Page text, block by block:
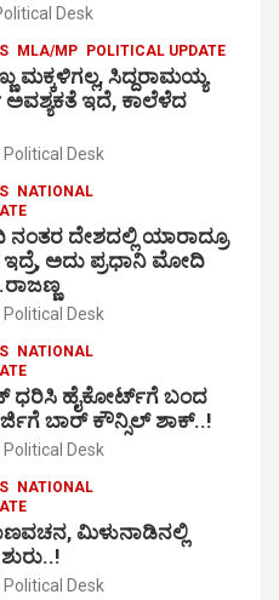
Desk
MLA/MP POLITICAL UPDATE
ಮಕ್ಕಳಿಗಲ್ಲ, ಸಿದ್ದರಾಮಯ್ಯ
ಅವಶ್ಯಕತೆ ಇದೆ, ಕಾಲೆಳೆದ
Political Desk
NATIONAL
ನಂತರ ದೇಶದಲ್ಲಿ ಯಾರಾದ್ರೂ
ಅದು ಪ್ರಧಾನಿ ಮೋದಿ
Political Desk
NATIONAL
ಧರಿಸಿ ಹೈಕೋರ್ಟ್​ಗೆ ಬಂದ
ಬಾರ್ ಕೌನ್ಸಿಲ್ ಶಾಕ್..!
Political Desk
NATIONAL
ಮಿಳುನಾಡಿನಲ್ಲಿ
Political Desk